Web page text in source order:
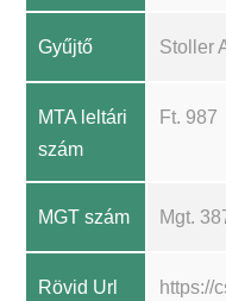
Gyűjtő Stoller
MTA leltári
szám
Ft. 987
MGT szám Mgt.
Rövid Url https://